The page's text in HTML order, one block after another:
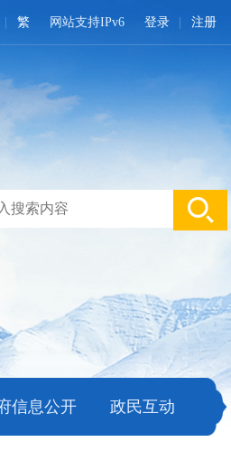
登录 注册
网站支持IPv6
繁
信息公开 政民互动